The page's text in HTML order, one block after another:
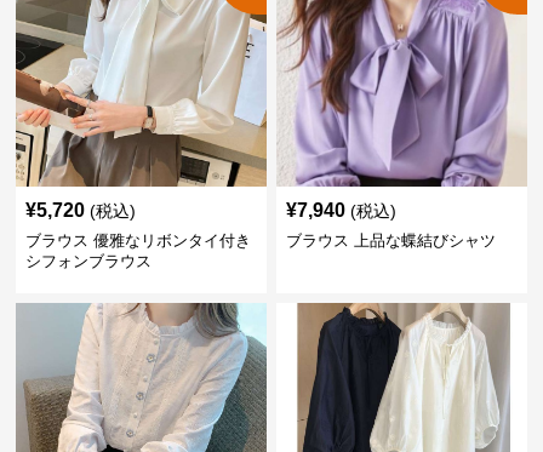
¥5,720 (税込)
ブラウス 優雅なリボンタイ付き
シフォンブラウス
¥7,940 (税込)
ブラウス 上品な蝶結びシャツ